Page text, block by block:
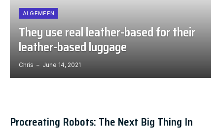
ALGEMEEN
They use real leather-based for their
leather-based luggage
Chris June 14, 2021
Procreating Robots: The Next Big Thing In